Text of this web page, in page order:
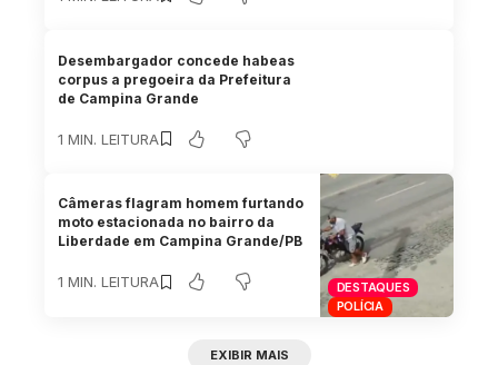
Desembargador concede habeas
corpus a pregoeira da Prefeitura
de Campina Grande
1 MIN. LEITURA
DESTAQUES
POLÍCIA
Câmeras flagram homem furtando
moto estacionada no bairro da
Liberdade em Campina Grande/PB
1 MIN. LEITURA
EXIBIR MAIS